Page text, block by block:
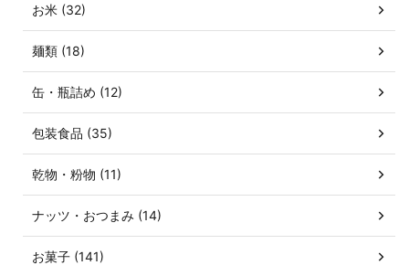
お米 (32)
麺類 (18)
缶・瓶詰め (12)
包装食品 (35)
乾物・粉物 (11)
ナッツ・おつまみ (14)
お菓子 (141)